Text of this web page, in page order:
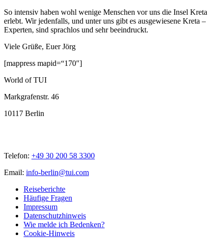
So intensiv haben wohl wenige Menschen vor uns die Insel Kreta
erlebt. Wir jedenfalls, und unter uns gibt es ausgewiesene Kreta –
Experten, sind sprachlos und sehr beeindruckt.
Viele Grüße, Euer Jörg
[mappress mapid=“170″]
World of TUI
Markgrafenstr. 46
10117 Berlin
Telefon: +49 30 200 58 3300
Email: info-berlin@tui.com
Reiseberichte
Häufige Fragen
Impressum
Datenschutzhinweis
Wie melde ich Bedenken?
Cookie-Hinweis